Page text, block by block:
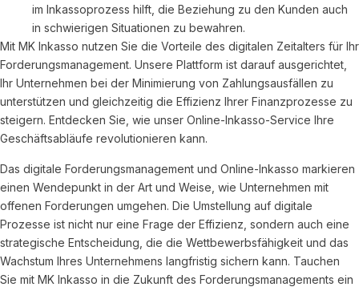
im Inkassoprozess hilft, die Beziehung zu den Kunden auch
in schwierigen Situationen zu bewahren.
Mit MK Inkasso nutzen Sie die Vorteile des digitalen Zeitalters für Ihr
Forderungsmanagement. Unsere Plattform ist darauf ausgerichtet,
Ihr Unternehmen bei der Minimierung von Zahlungsausfällen zu
unterstützen und gleichzeitig die Effizienz Ihrer Finanzprozesse zu
steigern. Entdecken Sie, wie unser Online-Inkasso-Service Ihre
Geschäftsabläufe revolutionieren kann.
Das digitale Forderungsmanagement und Online-Inkasso markieren
einen Wendepunkt in der Art und Weise, wie Unternehmen mit
offenen Forderungen umgehen. Die Umstellung auf digitale
Prozesse ist nicht nur eine Frage der Effizienz, sondern auch eine
strategische Entscheidung, die die Wettbewerbsfähigkeit und das
Wachstum Ihres Unternehmens langfristig sichern kann. Tauchen
Sie mit MK Inkasso in die Zukunft des Forderungsmanagements ein